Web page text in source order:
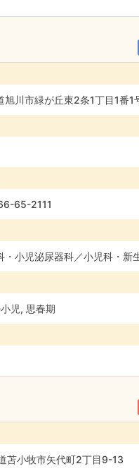
川市緑が丘東2条1丁目1番1
65-2111
・小児泌尿器科／小児科・新
児, 思春期
苫小牧市矢代町2丁目9-13